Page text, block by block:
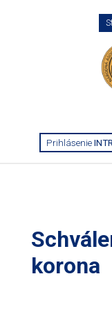
Prihlásenie
korona